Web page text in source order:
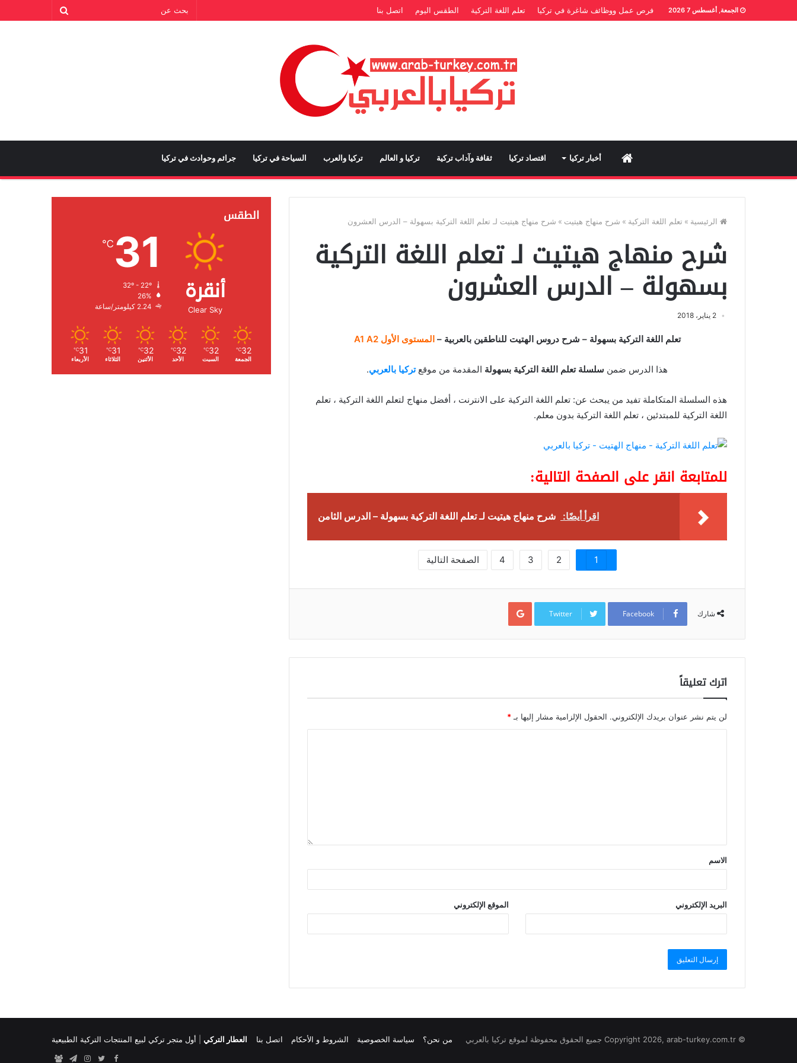
الجمعة, أغسطس 7 2026 فرص عمل ووظائف شاغرة في تركيا تعلم اللغة التركية الطقس اليوم اتصل بنا
Home أخبار تركيا اقتصاد تركيا ثقافة وآداب تركية تركيا و العالم تركيا والعرب السياحة في تركيا جرائم وحوادث في تركيا
الرئيسية » تعلم اللغة التركية » شرح منهاج هيتيت » شرح منهاج هيتيت لـ تعلم اللغة التركية بسهولة – الدرس العشرون
شرح منهاج هيتيت لـ تعلم اللغة التركية
بسهولة – الدرس العشرون
2 يناير، 2018
تعلم اللغة التركية بسهولة – شرح دروس الهتيت للناطقين بالعربية –المستوى الأول A1 A2
هذا الدرس ضمن سلسلة تعلم اللغة التركية بسهولة المقدمة من موقعتركيا بالعربي.
هذه السلسلة المتكاملة تفيد من يبحث عن: تعلم اللغة التركية على الانترنت ، أفضل منهاج لتعلم اللغة التركية ، تعلم
اللغة التركية للمبتدئين ، تعلم اللغة التركية بدون معلم.
للمتابعة انقر على الصفحة التالية:
اقرأ أيضًا: شرح منهاج هيتيت لـ تعلم اللغة التركية بسهولة – الدرس الثامن
1
2
3
4 الصفحة التالية
شارك Facebook
Twitter
Google+
اترك تعليقاً
لن يتم نشر عنوان بريدك الإلكتروني. الحقول الإلزامية مشار إليها بـ *
الاسم
البريد الإلكتروني الموقع الإلكتروني
الطقس
أنقرة
Clear Sky
31
℃
الرطوبة:
الرياح:
32
℃
الجمعة
32
℃
السبت
32
℃
الأحد
32
℃
الأثنين
31
℃
الثلاثاء
31
℃
الأربعاء
© Copyright 2026, arab-turkey.com.tr جميع الحقوق محفوظة لموقع تركيا بالعربي العطار التركي أول متجر تركي لبيع المنتجات التركية الطبيعية من نحن؟ سياسة الخصوصية الشروط و الأحكام اتصل بنا